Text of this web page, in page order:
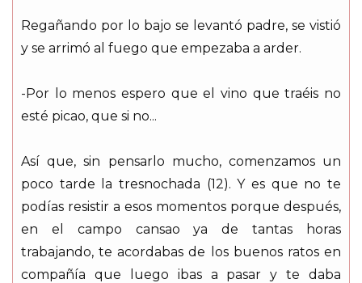
Regañando por lo bajo se levantó padre, se vistió
y se arrimó al fuego que empezaba a arder.
-Por lo menos espero que el vino que traéis no
esté picao, que si no...
Así que, sin pensarlo mucho, comenzamos un
poco tarde la tresnochada (12). Y es que no te
podías resistir a esos momentos porque después,
en el campo cansao ya de tantas horas
trabajando, te acordabas de los buenos ratos en
compañía que luego ibas a pasar y te daba